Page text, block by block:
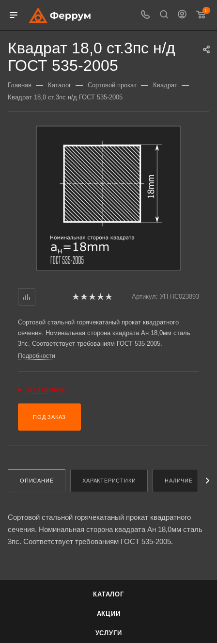
0
Квадрат 18,0 ст.3пс н/д
ГОСТ 535-2005
Главная — Каталог — Сортовой прокат — Квадрат —
Квадрат 18,0 ст.3пс н/д ГОСТ 535-2005
Артикул: УП-НС023893
Сортовой стальной горячекатаный прокат квадратного
сечения. Номинальная сторона квадрата Ан 18,0мм сталь
3пс. Соответствует требованиям ГОСТ 535-2005.
Подробности
Нет в наличии
ПОД ЗАКАЗ
ОПИСАНИЕ ХАРАКТЕРИСТИКИ НАЛИЧИЕ
Сортовой стальной горячекатаный прокат квадратного
сечения. Номинальная сторона квадрата Ан 18,0мм сталь
3пс. Соответствует требованиям ГОСТ 535-2005.
КАТАЛОГ
АКЦИИ
УСЛУГИ